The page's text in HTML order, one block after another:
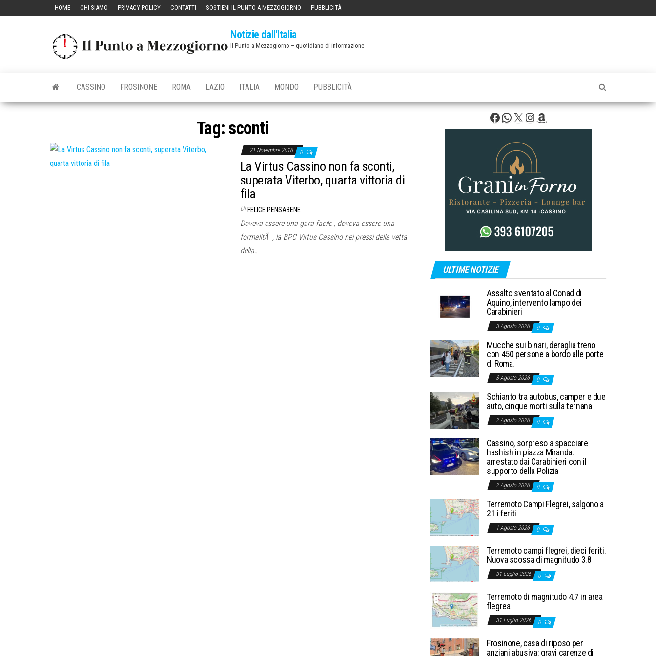
HOME CHI SIAMO PRIVACY POLICY CONTATTI SOSTIENI IL PUNTO A MEZZOGIORNO PUBBLICITÀ
Notizie dall'Italia
Il Punto a Mezzogiorno – quotidiano di informazione
CASSINO FROSINONE ROMA LAZIO ITALIA MONDO PUBBLICITÀ
Tag: sconti
21 Novembre 2016 0
La Virtus Cassino non fa sconti,
superata Viterbo, quarta vittoria di
fila
Di FELICE PENSABENE
Doveva essere una gara facile , doveva essere una
formalitÃ , la BPC Virtus Cassino nei pressi della vetta
della…
Facebook
WhatsApp
X Instagram
Amazon
ULTIME NOTIZIE
Assalto sventato al Conad di
Aquino, intervento lampo dei
Carabinieri
3 Agosto 2026 0
Mucche sui binari, deraglia treno
con 450 persone a bordo alle porte
di Roma.
3 Agosto 2026 0
Schianto tra autobus, camper e due
auto, cinque morti sulla ternana
2 Agosto 2026 0
Cassino, sorpreso a spacciare
hashish in piazza Miranda:
arrestato dai Carabinieri con il
supporto della Polizia
2 Agosto 2026 0
Terremoto Campi Flegrei, salgono a
21 i feriti
1 Agosto 2026 0
Terremoto campi flegrei, dieci feriti.
Nuova scossa di magnitudo 3.8
31 Luglio 2026 0
Terremoto di magnitudo 4.7 in area
flegrea
31 Luglio 2026 0
Frosinone, casa di riposo per
anziani abusiva: gravi carenze di